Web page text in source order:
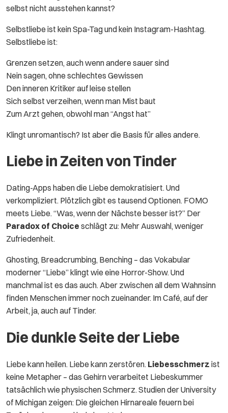
selbst nicht ausstehen kannst?
Selbstliebe ist kein Spa-Tag und kein Instagram-Hashtag.
Selbstliebe ist:
Grenzen setzen, auch wenn andere sauer sind
Nein sagen, ohne schlechtes Gewissen
Den inneren Kritiker auf leise stellen
Sich selbst verzeihen, wenn man Mist baut
Zum Arzt gehen, obwohl man “Angst hat”
Klingt unromantisch? Ist aber die Basis für alles andere.
Liebe in Zeiten von Tinder
Dating-Apps haben die Liebe demokratisiert. Und
verkompliziert. Plötzlich gibt es tausend Optionen. FOMO
meets Liebe. “Was, wenn der Nächste besser ist?” Der
Paradox of Choice schlägt zu: Mehr Auswahl, weniger
Zufriedenheit.
Ghosting, Breadcrumbing, Benching – das Vokabular
moderner “Liebe” klingt wie eine Horror-Show. Und
manchmal ist es das auch. Aber zwischen all dem Wahnsinn
finden Menschen immer noch zueinander. Im Café, auf der
Arbeit, ja, auch auf Tinder.
Die dunkle Seite der Liebe
Liebe kann heilen. Liebe kann zerstören. Liebesschmerz ist
keine Metapher – das Gehirn verarbeitet Liebeskummer
tatsächlich wie physischen Schmerz. Studien der University
of Michigan zeigen: Die gleichen Hirnareale feuern bei